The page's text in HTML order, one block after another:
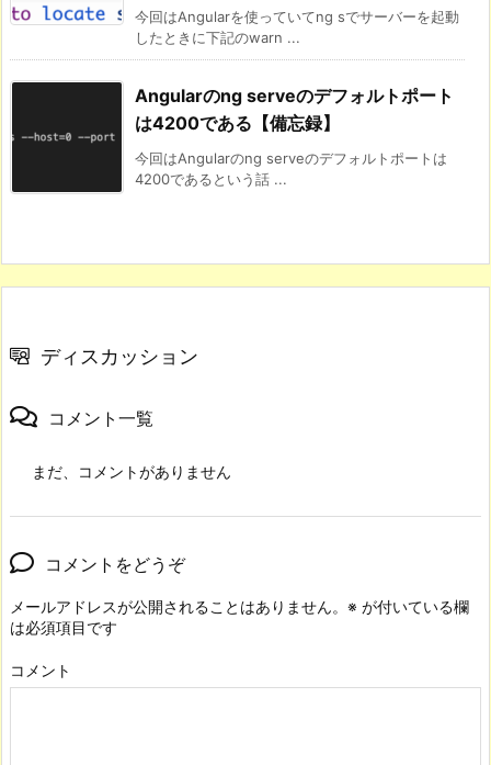
今回はAngularを使っていてng sでサーバーを起動
したときに下記のwarn ...
Angularのng serveのデフォルトポート
は4200である【備忘録】
今回はAngularのng serveのデフォルトポートは
4200であるという話 ...
ディスカッション
コメント一覧
まだ、コメントがありません
コメントをどうぞ
メールアドレスが公開されることはありません。 ※ が付いている欄
は必須項目です
コメント